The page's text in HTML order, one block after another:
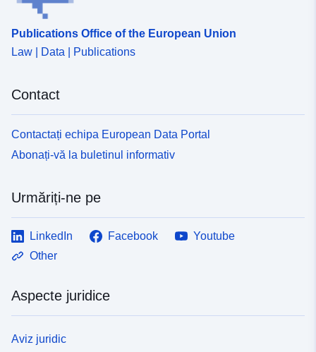
Publications Office of the European Union
Law | Data | Publications
Contact
Contactați echipa European Data Portal
Abonați-vă la buletinul informativ
Urmăriți-ne pe
LinkedIn Facebook
Youtube
Other
Aspecte juridice
Aviz juridic